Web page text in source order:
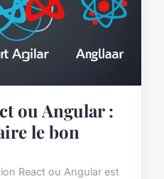
ou Angular :
le bon
React ou Angular est